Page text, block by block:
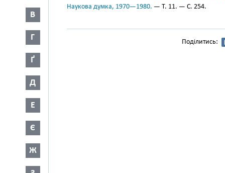
В
Г
Ґ
Д
Е
Є
Ж
Наукова думка, 1970—1980. — Т. 11. — С. 254.
Поділитись: